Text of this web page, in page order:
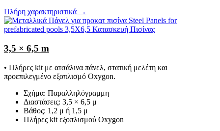
Πλήρη χαρακτηριστικά →
3,5 × 6,5 m
• Πλήρες kit με ατσάλινα πάνελ, στατική μελέτη και
προεπιλεγμένο εξοπλισμό Oxygon.
Σχήμα: Παραλληλόγραμμη
Διαστάσεις: 3,5 × 6,5 μ
Βάθος: 1,2 μ ή 1,5 μ
Πλήρες kit εξοπλισμού Oxygon